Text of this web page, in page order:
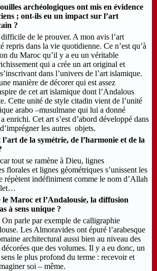
archéologiques ont mis en évidence
; ont-ils eu un impact sur l’art
?
de le prouver. A mon avis l’art
repris dans la vie quotidienne. Ce n’est qu’à
du Maroc qu’il y a eu un véritable
qui a crée un art original et
dans l’univers de l’art islamique.
manière de décorer qui est assez
de cet art islamique dont l’Andalous
Cette unité de style citadin vient de l’unité
arabo –musulmane qui lui a donné
enrichi. Cet art s’est d’abord développé dans
les autres objets.
de la symétrie, de l’harmonie et de la
tout se ramène à Dieu, lignes
florales et lignes géométriques s’unissent les
répètent indéfiniment comme le nom d’Allah
Maroc et l’Andalousie, la diffusion
à sens unique ?
parle par exemple de calligraphie
Les Almoravides ont épuré l’arabesque
architectural aussi bien au niveau des
que des volumes. Il y a eu donc, un
le plus profond du terme : recevoir et
soi – même.